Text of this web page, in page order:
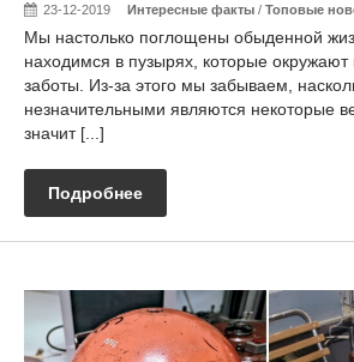
23-12-2019 Интересные факты /Топовые
Мы настолько поглощены обыденной
находимся в пузырях, которые
заботы. Из-за этого мы забываем,
незначительными являются некоторые
значит [...]
Подробнее